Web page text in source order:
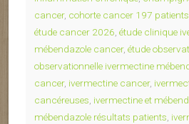
cancer, cohorte cancer 197 patients
étude cancer 2026 étude clinique
mébendazole cancer, étude
observationnelle ivermectine
cancer, ivermectine cancer,
cancéreuses ivermectine et
mébendazole résultats patients